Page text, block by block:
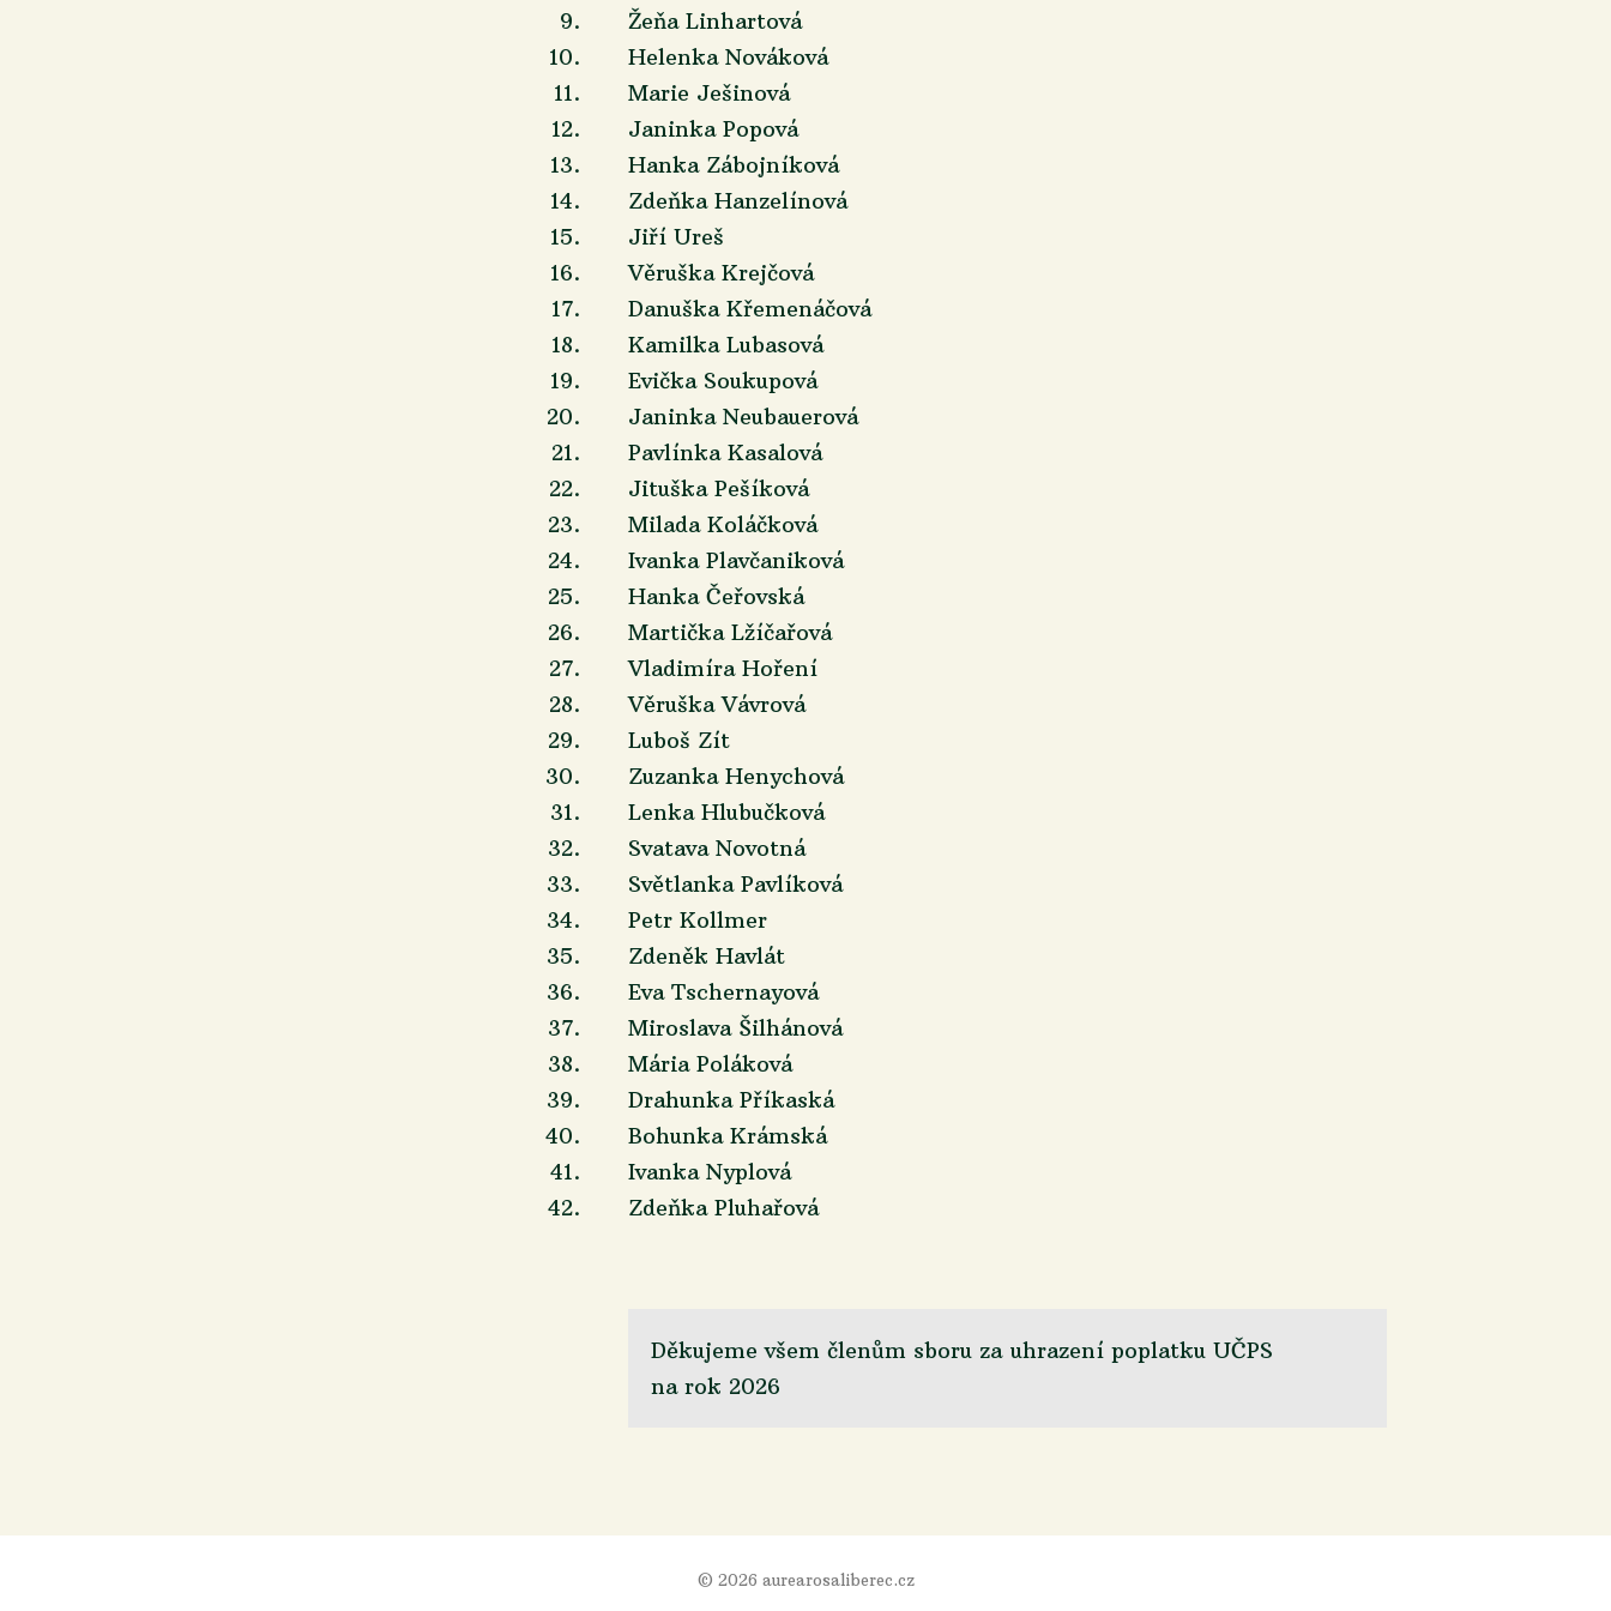
9.
10.
11.
12.
13.
14.
15.
16.
17.
18.
19.
20.
21.
22.
23.
24.
25.
26.
27.
28.
29.
30.
31.
32.
33.
34.
35.
36.
37.
38.
39.
40.
41.
42.
Žeňa Linhartová
Helenka Nováková
Marie Ješinová
Janinka Popová
Hanka Zábojníková
Zdeňka Hanzelínová
Jiří Ureš
Věruška Krejčová
Danuška Křemenáčová
Kamilka Lubasová
Evička Soukupová
Janinka Neubauerová
Pavlínka Kasalová
Jituška Pešíková
Milada Koláčková
Ivanka Plavčaniková
Hanka Čeřovská
Martička Lžíčařová
Vladimíra Hoření
Věruška Vávrová
Luboš Zít
Zuzanka Henychová
Lenka Hlubučková
Svatava Novotná
Světlanka Pavlíková
Petr Kollmer
Zdeněk Havlát
Eva Tschernayová
Miroslava Šilhánová
Mária Poláková
Drahunka Příkaská
Bohunka Krámská
Ivanka Nyplová
Zdeňka Pluhařová
Děkujeme všem členům sboru za uhrazení poplatku UČPS
na rok 2026
© 2026 aurearosaliberec.cz